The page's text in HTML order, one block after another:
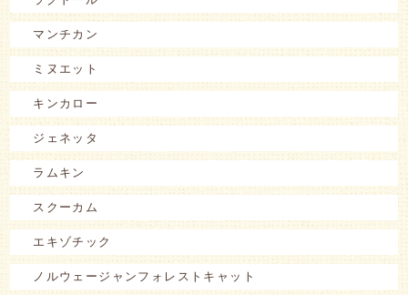
マンチカン
ミヌエット
キンカロー
ジェネッタ
ラムキン
スクーカム
エキゾチック
ノルウェージャンフォレストキャット